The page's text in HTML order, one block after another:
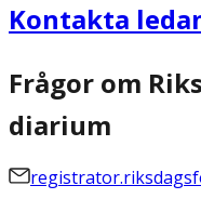
Kontakta
Frågor om
diarium